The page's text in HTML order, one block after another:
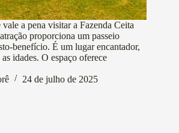
a pena visitar a Fazenda Ceita
proporciona um passeio
benefício. É um lugar encantador,
idades. O espaço oferece
24 de julho de 2025